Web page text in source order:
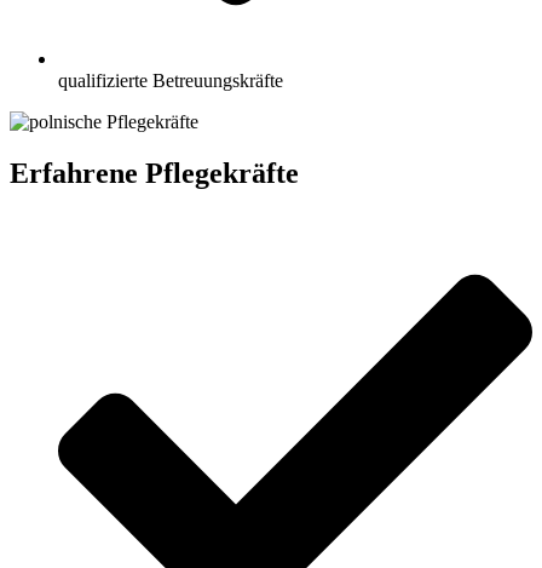
qualifizierte Betreuungskräfte
Erfahrene Pflegekräfte